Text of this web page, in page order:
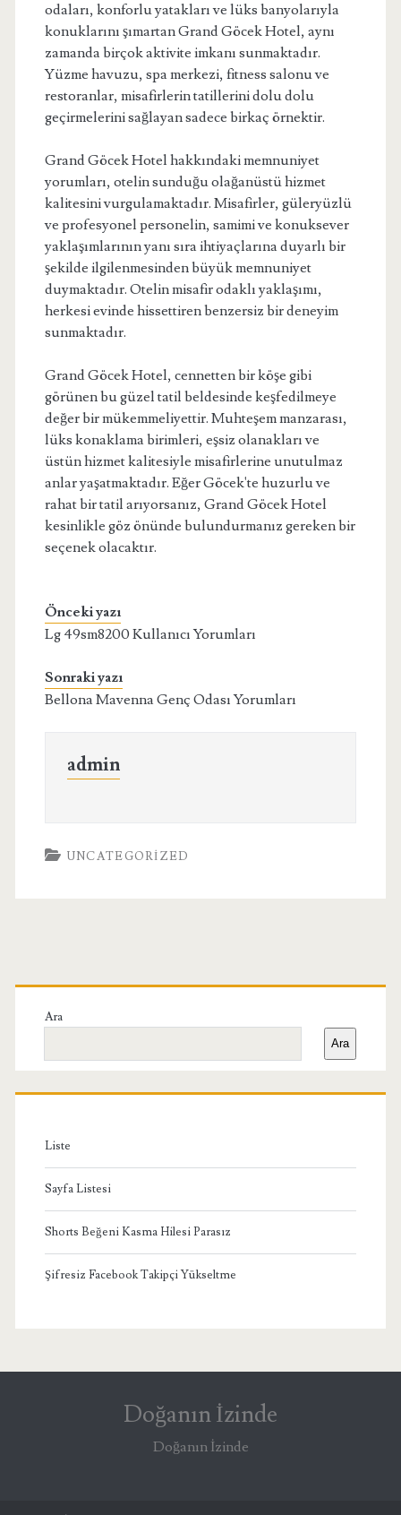
odaları, konforlu yatakları ve lüks banyolarıyla
konuklarını şımartan Grand Göcek Hotel, aynı
zamanda birçok aktivite imkanı sunmaktadır.
Yüzme havuzu, spa merkezi, fitness salonu ve
restoranlar, misafirlerin tatillerini dolu dolu
geçirmelerini sağlayan sadece birkaç örnektir.
Grand Göcek Hotel hakkındaki memnuniyet
yorumları, otelin sunduğu olağanüstü hizmet
kalitesini vurgulamaktadır. Misafirler, güleryüzlü
ve profesyonel personelin, samimi ve konuksever
yaklaşımlarının yanı sıra ihtiyaçlarına duyarlı bir
şekilde ilgilenmesinden büyük memnuniyet
duymaktadır. Otelin misafir odaklı yaklaşımı,
herkesi evinde hissettiren benzersiz bir deneyim
sunmaktadır.
Grand Göcek Hotel, cennetten bir köşe gibi
görünen bu güzel tatil beldesinde keşfedilmeye
değer bir mükemmeliyettir. Muhteşem manzarası,
lüks konaklama birimleri, eşsiz olanakları ve
üstün hizmet kalitesiyle misafirlerine unutulmaz
anlar yaşatmaktadır. Eğer Göcek'te huzurlu ve
rahat bir tatil arıyorsanız, Grand Göcek Hotel
kesinlikle göz önünde bulundurmanız gereken bir
seçenek olacaktır.
Önceki yazı
Lg 49sm8200 Kullanıcı Yorumları
Sonraki yazı
Bellona Mavenna Genç Odası Yorumları
admin
UNCATEGORIZED
Birincil
Yan
Menü
Ara
Ara
Liste
Sayfa Listesi
Shorts Beğeni Kasma Hilesi Parasız
Şifresiz Facebook Takipçi Yükseltme
Doğanın İzinde
Doğanın İzinde